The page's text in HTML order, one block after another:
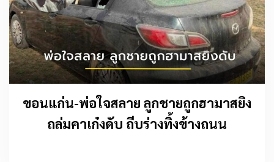
ขอนแก่น-พ่อใจสลาย ลูกชายถูกฮามาสยิง
ถล่มคาเก๋งดับ ถีบร่างทิ้งข้างถนน